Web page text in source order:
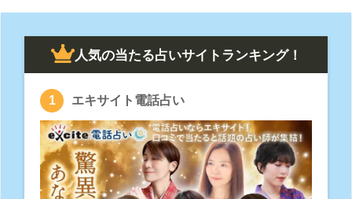
人気の当たる占いサイトランキング！
エキサイト電話占い